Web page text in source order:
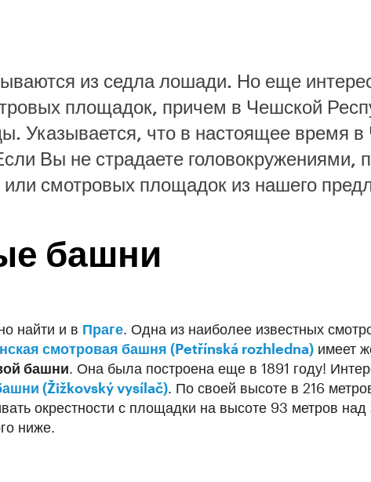
из седла лошади. Но еще
площадок, причем в Чешской
Указывается, что в настоящее время
Вы не страдаете головокружениями,
смотровых площадок из нашего
башни
найти и в Праге. Одна из наиболее известных
смотровая башня (Petřínská rozhledna) имеет
башни. Она была построена еще в 1891 году!
(Žižkovský vysílač). По своей высоте в 216
окрестности с площадки на высоте 93 метров
ниже.